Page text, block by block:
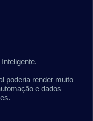
poderia render muito
e dados